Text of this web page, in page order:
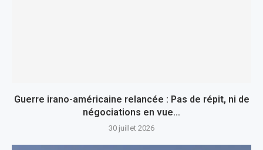
Guerre irano-américaine relancée : Pas de répit, ni de
négociations en vue…
30 juillet 2026